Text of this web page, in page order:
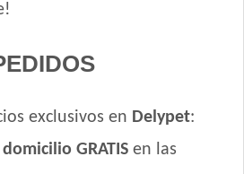
Carne, Pollo y Cerdo
y Cereales
Mediana y Grande
en Calorías
exclusivos en Delypet:
GRATIS en las